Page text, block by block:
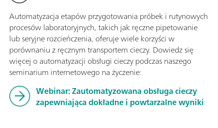
Automatyzacja etapów przygotowania próbek i rutynowych
procesów laboratoryjnych, takich jak ręczne pipetowanie
lub seryjne rozcieńczenia, oferuje wiele korzyści w
porównaniu z ręcznym transportem cieczy. Dowiedz się
więcej o automatyzacji obsługi cieczy podczas naszego
seminarium internetowego na życzenie:
Webinar: Zautomatyzowana obsługa cieczy
zapewniająca dokładne i powtarzalne wyniki